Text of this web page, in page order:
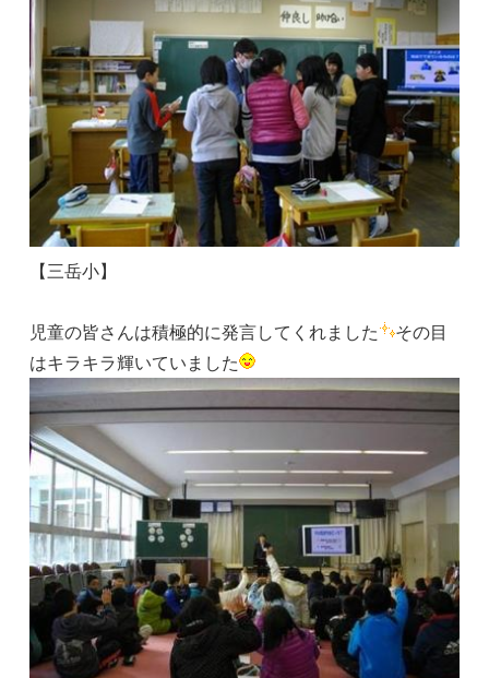
【三岳小】
児童の皆さんは積極的に発言してくれました
その目
はキラキラ輝いていました